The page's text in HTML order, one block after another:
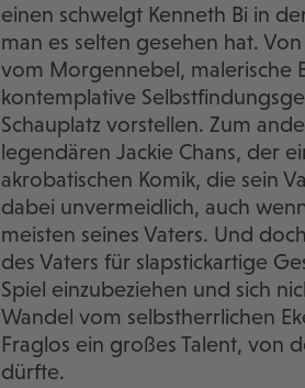
einen schwelgt Kenneth Bi in
man es selten gesehen hat.
vom Morgennebel, malerische
kontemplative
Schauplatz vorstellen. Zum
legendären Jackie Chans, der
akrobatischen Komik, die sein
dabei unvermeidlich, auch
meisten seines Vaters. Und
des Vaters für slapstickartige
Spiel einzubeziehen und sich
Wandel vom selbstherrlichen
Fraglos ein großes Talent, von
dürfte.